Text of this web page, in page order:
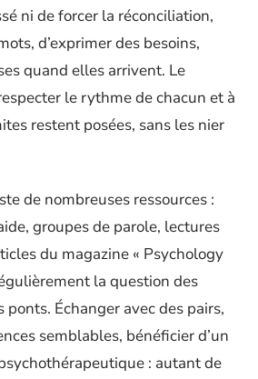
ni de forcer la réconciliation,
d’exprimer des besoins,
quand elles arrivent. Le
le rythme de chacun et à
restent posées, sans les nier
de nombreuses ressources :
groupes de parole, lectures
du magazine « Psychology
la question des
Échanger avec des pairs,
semblables, bénéficier d’un
: autant de